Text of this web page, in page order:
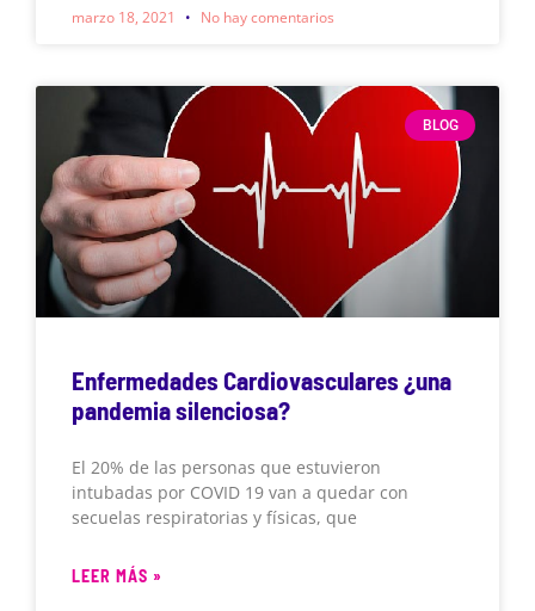
marzo 18, 2021 No hay comentarios
BLOG
Enfermedades Cardiovasculares ¿una
pandemia silenciosa?
El 20% de las personas que estuvieron
intubadas por COVID 19 van a quedar con
secuelas respiratorias y físicas, que
LEER MÁS »